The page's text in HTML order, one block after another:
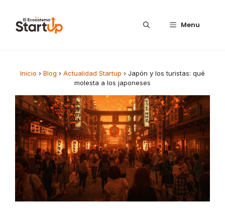
Menu
Inicio › Blog › Actualidad Startup › Japón y los turistas: qué
molesta a los japoneses